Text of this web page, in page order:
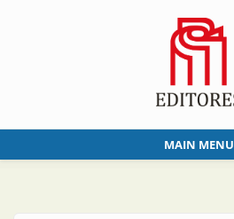
MAIN MENU